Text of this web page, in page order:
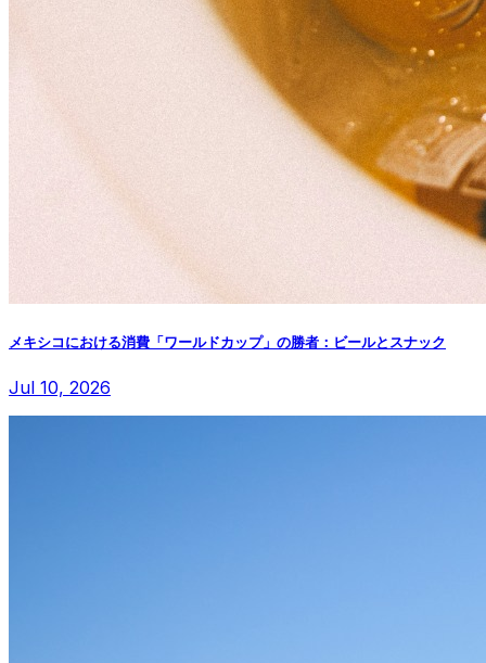
メキシコにおける消費「ワールドカップ」の勝者：ビールとスナック
Jul 10, 2026